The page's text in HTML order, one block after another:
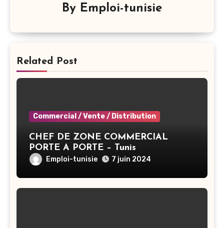
By Emploi-tunisie
Related Post
Commercial / Vente / Distribution
CHEF DE ZONE COMMERCIAL
PORTE A PORTE – Tunis
Emploi-tunisie 7 juin 2024